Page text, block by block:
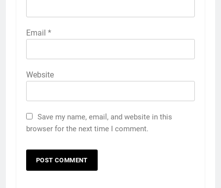
Email *
Website
Save my name, email, and website in this
browser for the next time I comment.